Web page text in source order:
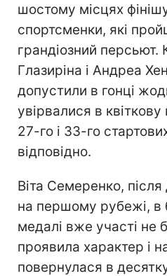
шостому місцях
спортсменки, які
грандіозний персьют.
Глазиріна і Андреа
допустили в гонці
увірвалися в
27-го і 33-го
відповідно.
Віта Семеренко,
на першому рубежі, в
медалі вже участі не
проявила характер і
повернулася в